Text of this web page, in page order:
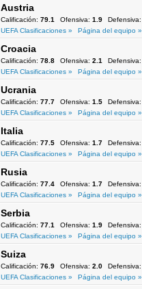
Austria
Calificación: 79.1 Ofensiva: 1.9 Defensiva:
UEFA Clasificaciones »
Página del equipo »
Croacia
Calificación: 78.8 Ofensiva: 2.1 Defensiva:
UEFA Clasificaciones »
Página del equipo »
Ucrania
Calificación: 77.7 Ofensiva: 1.5 Defensiva:
UEFA Clasificaciones »
Página del equipo »
Italia
Calificación: 77.5 Ofensiva: 1.7 Defensiva:
UEFA Clasificaciones »
Página del equipo »
Rusia
Calificación: 77.4 Ofensiva: 1.7 Defensiva:
UEFA Clasificaciones »
Página del equipo »
Serbia
Calificación: 77.1 Ofensiva: 1.9 Defensiva:
UEFA Clasificaciones »
Página del equipo »
Suiza
Calificación: 76.9 Ofensiva: 2.0 Defensiva:
UEFA Clasificaciones »
Página del equipo »